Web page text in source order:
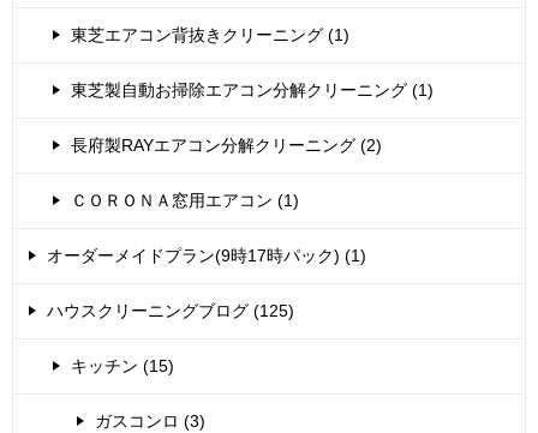
東芝エアコン背抜きクリーニング (1)
東芝製自動お掃除エアコン分解クリーニング (1)
長府製RAYエアコン分解クリーニング (2)
ＣＯＲＯＮＡ窓用エアコン (1)
オーダーメイドプラン(9時17時パック) (1)
ハウスクリーニングブログ (125)
キッチン (15)
ガスコンロ (3)